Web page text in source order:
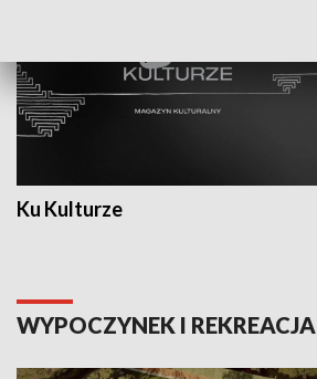
Ku Kulturze
WYPOCZYNEK I REKREACJA